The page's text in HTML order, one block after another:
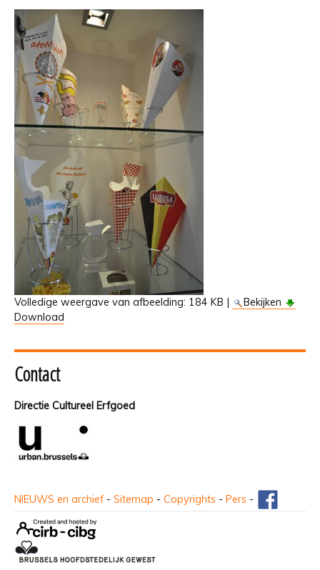
Volledige weergave van afbeelding: 184 KB |
Bekijken
Download
Contact
Directie Cultureel Erfgoed
NIEUWS en archief - Sitemap - Copyrights - Pers -